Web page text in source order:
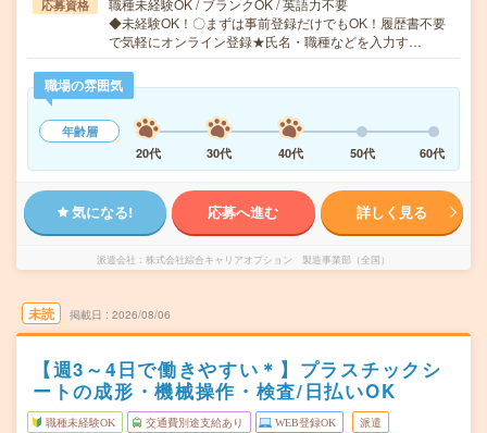
応募資格
職種未経験OK / ブランクOK / 英語力不要
◆未経験OK！〇まずは事前登録だけでもOK！履歴書不要
で気軽にオンライン登録★氏名・職種などを入力す…
職場の雰囲気
年齢層
20代
30代 40代 50代 60代
気になる! 応募へ進む 詳しく見る
派遣会社 株式会社綜合キャリアオプション 製造事業部（全国）
未読 掲載日 2026/08/06
【週3～4日で働きやすい＊】プラスチックシ
ートの成形・機械操作・検査/日払いOK
職種未経験OK 交通費別途支給あり WEB登録OK 派遣